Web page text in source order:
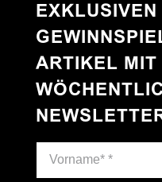
ARTIKEL MIT